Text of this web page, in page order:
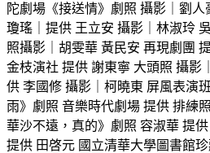
陀劇場《接送情》劇照 攝影｜劉
瓊瑤｜提供 王立安 攝影｜林淑玲
照攝影｜胡雯華 黃民安 再現劇團
金枝演社 提供 謝東寧 大頭照 攝影
供 李國修 攝影｜柯曉東 屏風表演
雨》劇照 音樂時代劇場 提供 排練
華沙不遠，真的》劇照 容淑華 提
提供 田啓元 國立清華大學圖書館